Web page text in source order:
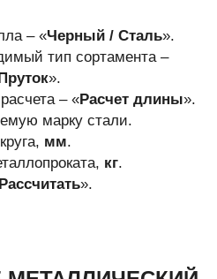
– «Черный / Сталь».
тип сортамента –
».
– «Расчет длины».
марку стали.
мм.
кг.
Рассчитать».